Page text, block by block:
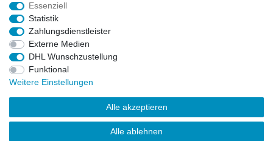
Alle Markennamen, Warenzeichen sowie sämtliche Produktbilder
und Beschreibungen sind Eigentum Ihrer rechtmäßigen
Eigentümer und dienen hier nur der Beschreibung.
Preise nur für registrierte Händler, ansonsten zeigt der Shop 0,00
€
LEGO, das LEGO Logo, die Minifigur, DUPLO, LEGENDS OF
CHIMA, NINJAGO, BIONICLE, MINDSTORMS und MIXELS sind
urheberrechtlich geschützte Markenzeichen der LEGO Gruppe.
Essenziell
Statistik
Zahlungsdienstleister
Externe Medien
DHL Wunschzustellung
Funktional
Weitere Einstellungen
Alle akzeptieren
Alle ablehnen